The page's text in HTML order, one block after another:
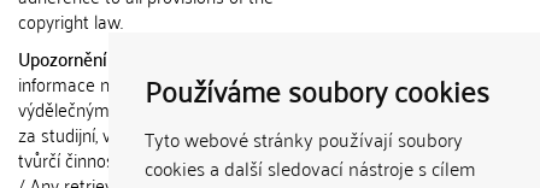
Používáme soubory cookies
Tyto webové stránky používají soubory
cookies a další sledovací nástroje s cílem
copyright law.
Upozornění / Notice:
informace nemohou být použity k
výdělečným účelům nebo vydávány
za studijní, vědeckou nebo jinou
tvůrčí činnost jiné osoby než autora.